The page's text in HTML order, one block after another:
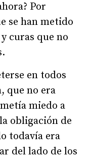
Por
se han metido
curas que no
en todos
que no era
miedo a
obligación de
todavía era
del lado de los